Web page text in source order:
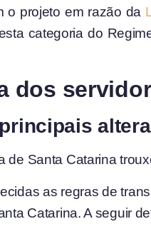
o projeto em razão da
categoria do
dos
de Santa Catarina
as regras de
Catarina. A seguir